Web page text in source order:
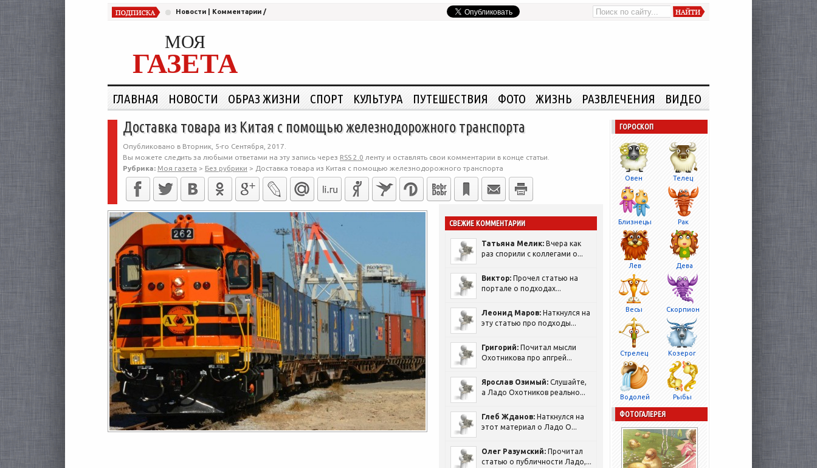
Новости Комментарии /
МОЯ
ГАЗЕТА
ГЛАВНАЯ НОВОСТИ ОБРАЗ ЖИЗНИ СПОРТ КУЛЬТУРА ПУТЕШЕСТВИЯ ФОТО ЖИЗНЬ РАЗВЛЕЧЕНИЯ ВИДЕО
Доставка товара из Китая с помощью железнодорожного транспорта
Опубликовано в Вторник, 5-го Сентября, 2017.
Вы можете следить за любыми ответами на эту запись через RSS 2.0 ленту и оставлять свои комментарии в конце статьи.
Рубрика: Моя газета > Без рубрики > Доставка товара из Китая с помощью железнодорожного транспорта
СВЕЖИЕ КОММЕНТАРИИ
Татьяна Мелик: Вчера как
раз спорили с коллегами о...
Виктор: Прочел статью на
портале о подходах...
Леонид Маров: Наткнулся на
эту статью про подходы...
Григорий: Почитал мысли
Охотникова про апгрей...
Ярослав Озимый: Слушайте,
а Ладо Охотников реально...
Глеб Жданов: Наткнулся на
этот материал о Ладо О...
Олег Разумский: Прочитал
статью о публичности Ладо,...
ГОРОСКОП
Овен Телец
Близнецы Рак
Лев Дева
Весы Скорпион
Стрелец Козерог
Водолей Рыбы
ФОТОГАЛЕРЕЯ